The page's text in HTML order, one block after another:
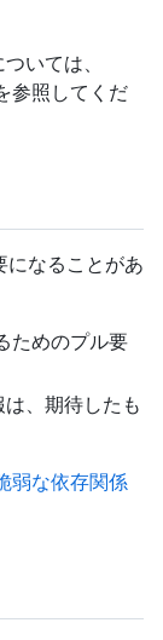
いては、
参照してくだ
になることがあ
ためのプル要
、期待したも
弱な依存関係